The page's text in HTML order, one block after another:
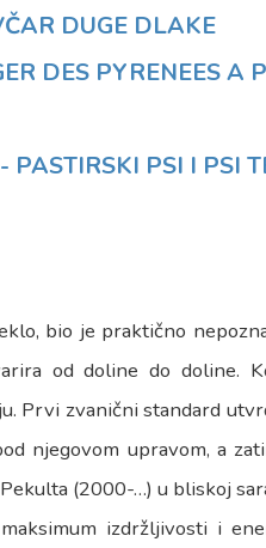
DUGE DLAKE
DES PYRENEES A
PASTIRSKI PSI I PSI
bio je praktično
od doline do doline.
Prvi zvanični standard
njegovom upravom, a
(2000-…) u bliskoj
izdržljivosti i